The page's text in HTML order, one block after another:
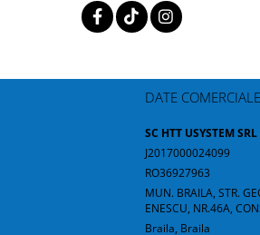
DATE COMERCIALE
SC HTT USYSTEM SRL
J2017000024099
RO36927963
MUN. BRAILA, STR.
ENESCU, NR.46A,
Braila, Braila